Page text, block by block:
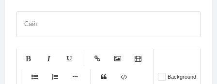
Сайт
Background